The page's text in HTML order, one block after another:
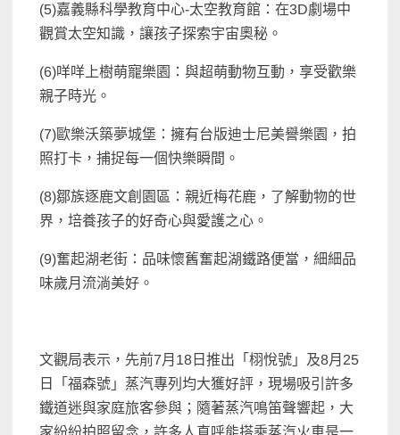
(5)嘉義縣科學教育中心-太空教育館：在3D劇場中
觀賞太空知識，讓孩子探索宇宙奧秘。
(6)咩咩上樹萌寵樂園：與超萌動物互動，享受歡樂
親子時光。
(7)歐樂沃築夢城堡：擁有台版迪士尼美譽樂園，拍
照打卡，捕捉每一個快樂瞬間。
(8)鄒族逐鹿文創園區：親近梅花鹿，了解動物的世
界，培養孩子的好奇心與愛護之心。
(9)奮起湖老街：品味懷舊奮起湖鐵路便當，細細品
味歲月流淌美好。
文觀局表示，先前7月18日推出「栩悅號」及8月25
日「福森號」蒸汽專列均大獲好評，現場吸引許多
鐵道迷與家庭旅客參與；隨著蒸汽鳴笛聲響起，大
家紛紛拍照留念，許多人直呼能搭乘蒸汽火車是一